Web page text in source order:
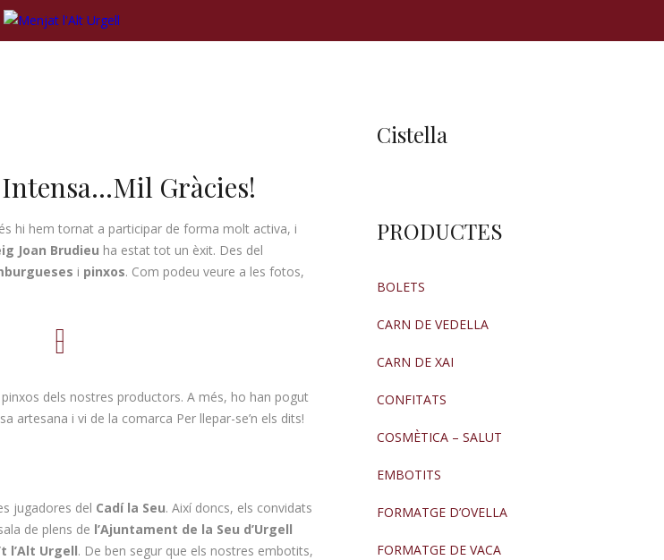
Intensa…mil Gràcies!
hi hem tornat a participar de forma molt activa, i
Joan Brudieu ha estat tot un èxit. Des del
i pinxos. Com podeu veure a les fotos,
dels nostres productors. A més, ho han pogut
artesana i vi de la comarca Per llepar-se’n els dits!
jugadores del Cadí la Seu. Així doncs, els convidats
de plens de l’Ajuntament de la Seu d’Urgell
l’Alt Urgell. De ben segur que els nostres embotits,
Cistella
PRODUCTES
BOLETS
CARN DE VEDELLA
CARN DE XAI
CONFITATS
COSMÈTICA – SALUT
EMBOTITS
FORMATGE D’OVELLA
FORMATGE DE VACA